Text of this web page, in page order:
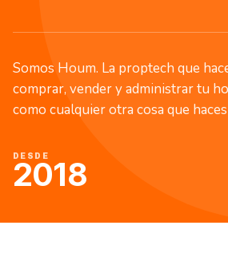
Somos Houm. La proptech que
comprar, vender y administrar tu
como cualquier otra cosa que
DESDE
2018